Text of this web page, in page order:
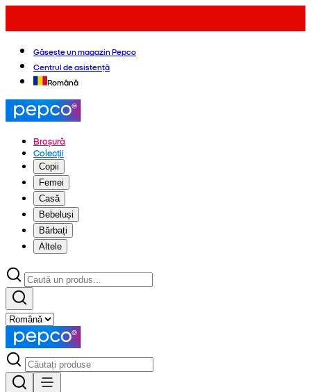
Găsește un magazin Pepco
Centrul de asistență
Română
Broșură
Colecții
Copii
Femei
Casă
Bebeluși
Bărbați
Altele